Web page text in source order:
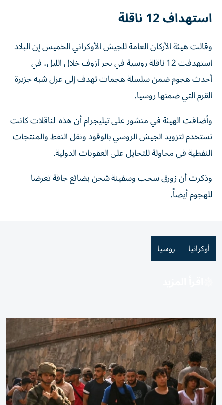
استهداف 12 ناقلة
وقالت هيئة ‌الأركان العامة للجيش الأوكراني الخميس إن ‌البلاد
استهدفت ‌12 ناقلة روسية في ‌بحر آزوف خلال الليل، ⁠في
أحدث هجوم ضمن سلسلة هجمات تهدف إلى عزل شبه جزيرة
القرم التي ضمتها روسيا.
وأضافت ‌الهيئة في منشور على تيليجرام ⁠أن هذه الناقلات كانت
تستخدم لتزويد الجيش الروسي ‌بالوقود ‌ونقل النفط والمنتجات
النفطية في محاولة للتحايل ‌على العقوبات ‌الدولية.
وذكرت ⁠أن زورق ‌سحب وسفينة شحن بضائع جافة ⁠تعرضا
للهجوم أيضاً.
أوكرانيا روسيا